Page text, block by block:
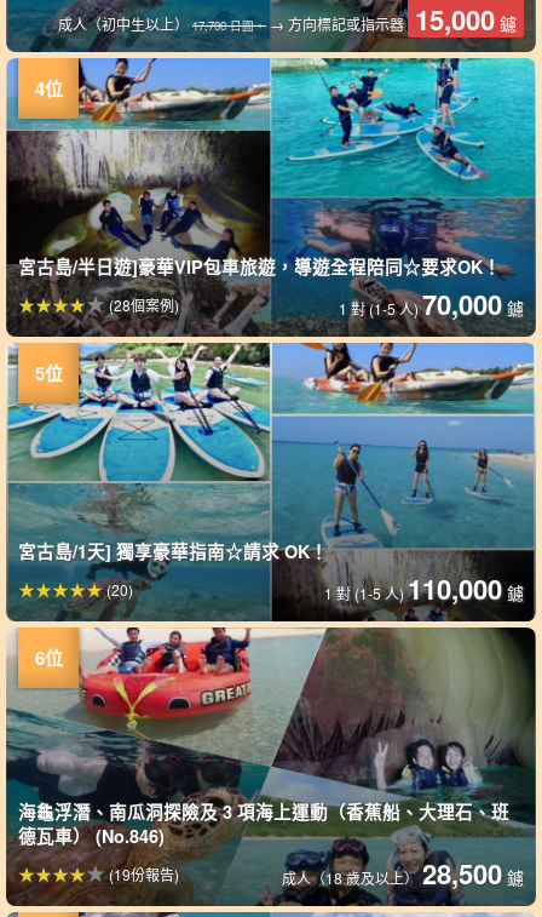
成人（初中生以上）17,700 日圓。→ 方向標記或指示器 15,000 鑢
宮古島/半日遊]豪華VIP包車旅遊，導遊全程陪同☆要求OK！
1 對 (1-5 人)70,000 鑢
(28個案例)
宮古島/1天] 獨享豪華指南☆請求 OK！
1 對 (1-5 人)110,000 鑢
(20)
海龜浮潛、南瓜洞探險及 3 項海上運動（香蕉船、大理石、班
德瓦車） (No.846)
成人（18 歲及以上）28,500 鑢
(19份報告)